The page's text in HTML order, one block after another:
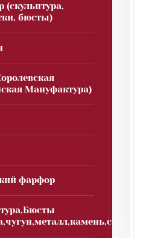
(скульптура,
бюсты)
Мануфактура)
фарфор